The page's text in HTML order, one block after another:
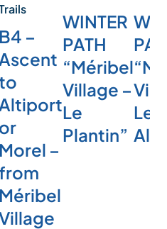
B4 –
Ascent
Altiport
or
Morel –
Méribel
WINTER
PATH
“Méribel
Village –
Le
Plantin”
Les